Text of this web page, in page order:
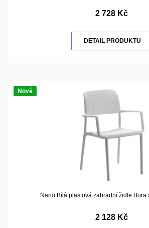
2 728 Kč
DETAIL PRODUKTU
Nové
Nardi Bílá plastová zahradní židle Bora
2 128 Kč